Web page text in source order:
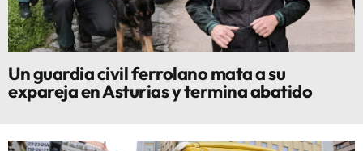
Un guardia civil ferrolano mata a su
expareja en Asturias y termina abatido